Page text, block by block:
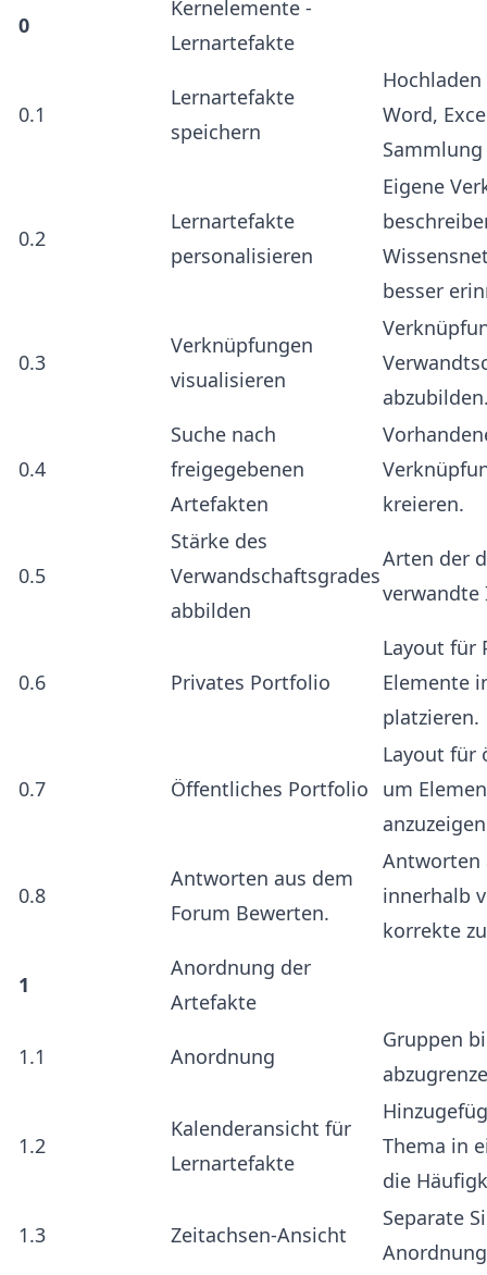
0
Kernelemente -
Lernartefakte
0.1
Lernartefakte
speichern
Hochladen
Word,
0.2
Lernartefakte
personalisieren
Eigene
besser
0.3
Verknüpfungen
visualisieren
0.4
Suche nach
freigegebenen
Artefakten
kreieren.
0.5
Stärke des
Verwandschaftsgrades
abbilden
Arten der
verwandte
0.6 Privates Portfolio
Layout für
Elemente
platzieren.
0.7 Öffentliches Portfolio
Layout für
um
0.8
Antworten aus dem
Forum Bewerten.
Antworten
innerhalb
korrekte
1
Anordnung der
Artefakte
1.1 Anordnung
Gruppen
1.2
Kalenderansicht für
Lernartefakte
Thema in
die
1.3 Zeitachsen-Ansicht
Separate